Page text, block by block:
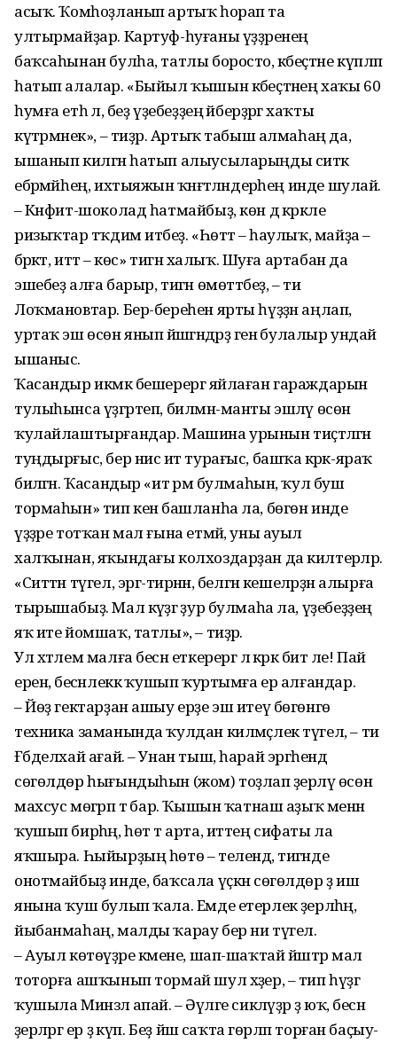
асыҡ. Ҡомһоҙланып артыҡ һорап та
ултырмайҙар. Картуф-һуғаны үҙҙә­ренең
баҡсаһынан булһа, татлы боросто, кәбеҫтәне күпләп
һатып алалар. «Быйыл ҡышын кәбеҫтәнең хаҡы 60
һумға етһә лә, беҙ үҙебеҙҙең әйберҙәргә хаҡты
күтәрмәнек», – тиҙәр. Артыҡ табыш алмаһаң да,
ышанып килгән һатып алыусы­ларыңды ситкә
ебәрмәйһең, их­тыяжын ҡәнәғәтләндерәһең инде шулай.
– Кәнфит-шоколад һатмайбыҙ, көн дә кәрәкле
ризыҡтар тәҡдим итәбеҙ. «Һөттә – һаулыҡ, майҙа –
бәрәкәт, иттә – көс» тигән халыҡ. Шуға артабан да
эшебеҙ алға барыр, тигән өмөттәбеҙ, – ти
Лоҡмановтар. Бер-береһен ярты һүҙҙән аңлап,
уртаҡ эш өсөн янып йәшәгәндәрҙә генә булалыр ундай
ышаныс.
Ҡасандыр икмәк бешерергә яйлаған гараждарын
тулыһынса үҙгәртеп, билмән-манты эшләү өсөн
ҡулайлаштырғандар. Машина урынын тиҫтәләгән
туңдырғыс, бер нисә ит турағыс, башҡа кәрәк-яраҡ
биләгән. Ҡасандыр «ит әрәм булмаһын, ҡул буш
тормаһын» тип кенә башланһа ла, бөгөн инде
үҙҙәре тотҡан мал ғына етмәй, уны ауыл
халҡынан, яҡындағы колхоздарҙан да килтерәләр.
«Ситтән түгел, эргә-тирәнән, белгән кешеләрҙән алырға
тырышабыҙ. Мал кәүҙәгә ҙур булмаһа ла, үҙебеҙҙең
яҡ ите йомшаҡ, татлы», – тиҙәр.
Ул хәтлем малға бесән еткерергә лә кәрәк бит әле! Пай
еренә, бесәнлеккә ҡушып ҡуртымға ер алғандар.
– Йөҙ гектарҙан ашыу ерҙе эш итеү бөгөнгө
техника заманында ҡулдан килмәҫлек түгел, – ти
Ғәбделхай ағай. – Унан тыш, һарай эргәһендә
сөгөлдөр һығындыһын (жом) тоҙлап әҙерләү өсөн
махсус мөгәрәп тә бар. Ҡышын ҡатнаш аҙыҡ менән
ҡушып бирһәң, һөт тә арта, иттең сифаты ла
яҡшыра. Һыйырҙың һөтө – телендә, тигәнде
онотмайбыҙ инде, баҡсала үҫкән сөгөлдөр ҙә иш
янына ҡуш булып ҡала. Емде етерлек әҙерләһәң,
йыбанмаһаң, малды ҡарау бер ни түгел.
– Ауыл көтөүҙәре кәмене, шап-шаҡтай йәштәр мал
тоторға ашҡынып тормай шул хәҙер, – тип һүҙгә
ҡушыла Минзәлә апай. – Әүәлге сикләүҙәр ҙә юҡ, бесән
әҙерләргә ер ҙә күп. Беҙ йәш саҡта гөрләп торған баҫыу-